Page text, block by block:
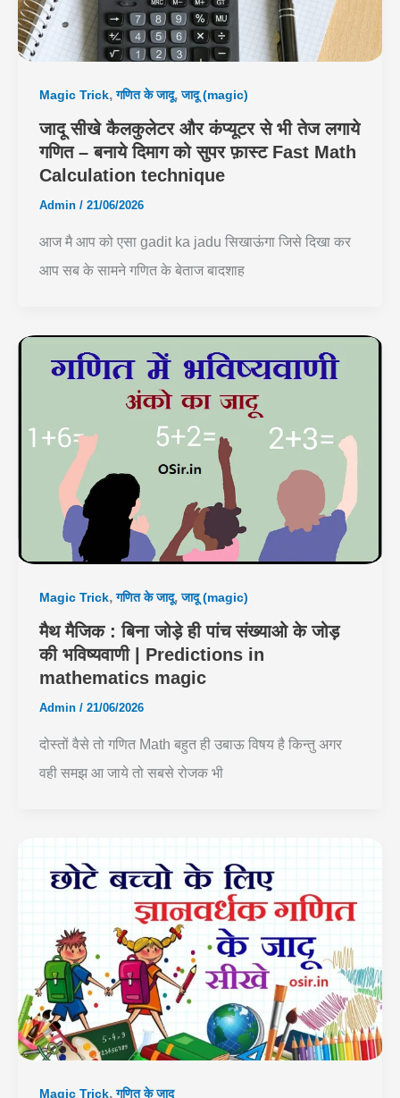
Magic Trick,गणित के जादू,जादू (magic)
जादू सीखे कैलकुलेटर और कंप्यूटर से भी तेज लगाये
गणित – बनाये दिमाग को सुपर फ़ास्ट Fast Math
Calculation technique
Admin / 21/06/2026
आज मै आप को एसा gadit ka jadu सिखाऊंगा जिसे दिखा कर
आप सब के सामने गणित के बेताज बादशाह
Magic Trick,गणित के जादू,जादू (magic)
मैथ मैजिक : बिना जोड़े ही पांच संख्याओ के जोड़
की भविष्यवाणी | Predictions in
mathematics magic
Admin / 21/06/2026
दोस्तों वैसे तो गणित Math बहुत ही उबाऊ विषय है किन्तु अगर
वही समझ आ जाये तो सबसे रोजक भी
Magic Trick,गणित के जादू